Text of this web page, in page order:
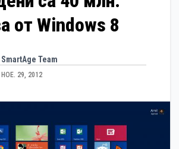
от Windows 8
SmartAge Team
НОЕ. 29, 2012